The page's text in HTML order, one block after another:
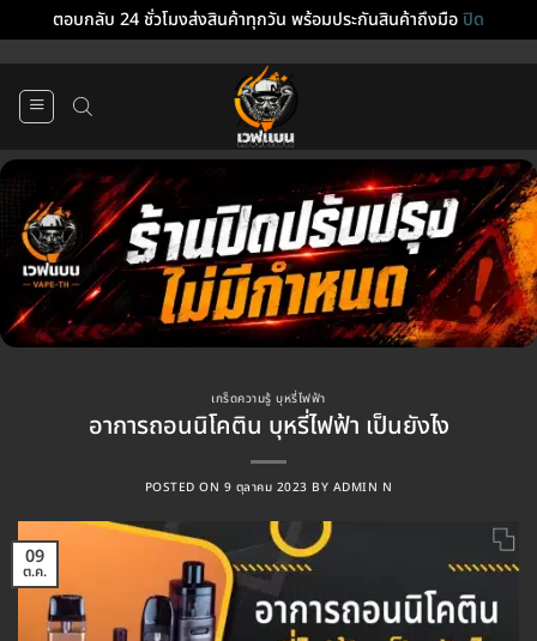
ตอบกลับ 24 ชั่วโมงส่งสินค้าทุกวัน พร้อมประกันสินค้าถึงมือปิด
เกร็ดความรู้ บุหรี่ไฟฟ้า
อาการถอนนิโคติน บุหรี่ไฟฟ้า เป็นยังไง
POSTED ON 9 ตุลาคม 2023 BY ADMIN N
09
ต.ค.